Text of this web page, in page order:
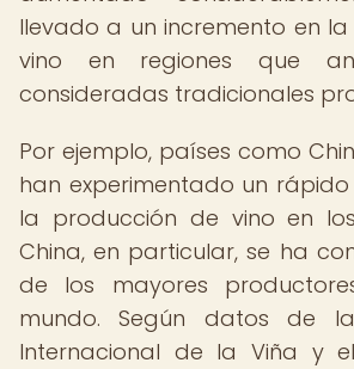
llevado a un incremento en
vino en regiones que
consideradas tradicionales
Por ejemplo, países como
han experimentado un
la producción de vino en
China, en particular, se ha
de los mayores
mundo. Según datos de la
Internacional de la Viña y